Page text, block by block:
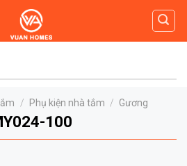
/ Phụ kiện nhà tắm / Gương
100